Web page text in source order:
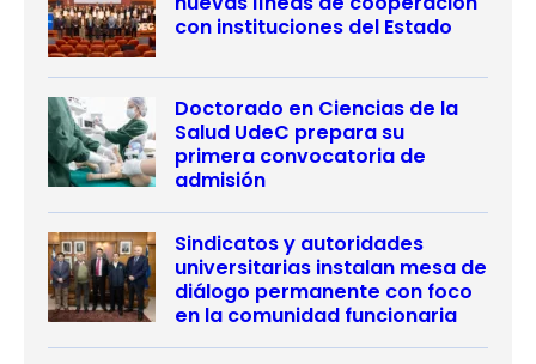
con instituciones del Estado
Doctorado en Ciencias de la
Salud UdeC prepara su
primera convocatoria de
admisión
Sindicatos y autoridades
universitarias instalan mesa de
diálogo permanente con foco
en la comunidad funcionaria